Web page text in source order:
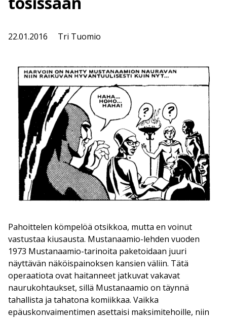
22.01.2016 Tri Tuomio
Pahoittelen kömpelöä otsikkoa, mutta en voinut
vastustaa kiusausta. Mustanaamio-lehden vuoden
1973 Mustanaamio-tarinoita paketoidaan juuri
näyttävän näköispainoksen kansien väliin. Tätä
operaatiota ovat haitanneet jatkuvat vakavat
naurukohtaukset, sillä Mustanaamio on täynnä
tahallista ja tahatona komiikkaa. Vaikka
epäuskonvaimentimen asettaisi maksimitehoille, niin